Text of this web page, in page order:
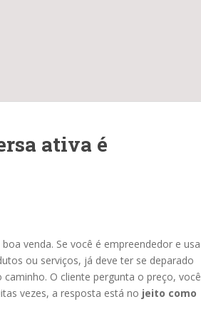
ativa é
venda. Se você é empreendedor e usa
ou serviços, já deve ter se deparado
caminho. O cliente pergunta o preço, você
vezes, a resposta está no jeito como